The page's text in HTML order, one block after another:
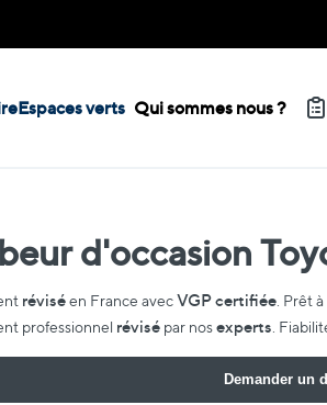
Espaces verts Qui sommes nous ?
d'occasion
réviséen France avecVGP certifiée . Prêt
professionnel révisé par nosexperts .
Demander un